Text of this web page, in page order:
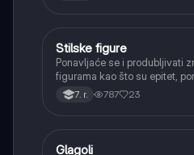
Srpski jezik
Stilske figure
Ponavljaće se i produbljivati
figurama kao što su epitet,
personifikacija, hiperbola,
asonanca, razumevajući
7. r. 787 23
Srpski jezik
Glagoli